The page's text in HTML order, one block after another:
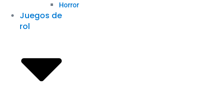
Horror
Juegos de
rol